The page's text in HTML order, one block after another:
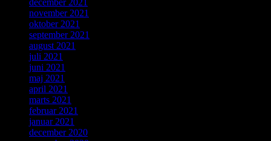
november 2021
oktober 2021
september 2021
august 2021
juli 2021
juni 2021
maj 2021
april 2021
marts 2021
februar 2021
januar 2021
december 2020